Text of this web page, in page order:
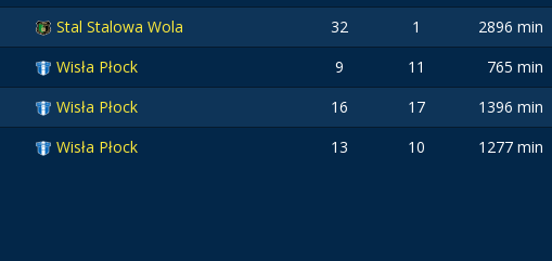
Stal Stalowa Wola 32 1 2896 min
Wisła Płock 9 11 765 min
Wisła Płock 16 17 1396 min
Wisła Płock 13 10 1277 min